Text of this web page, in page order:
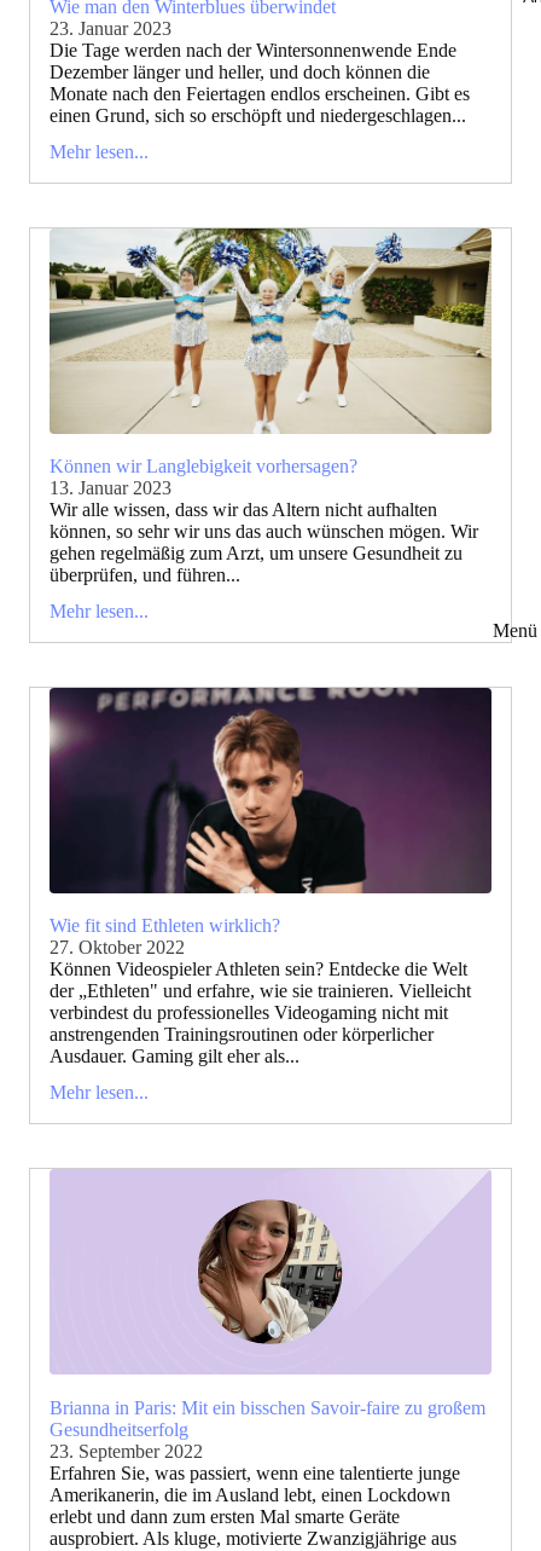
Menü
Wie man den Winterblues überwindet
23. Januar 2023
Die Tage werden nach der Wintersonnenwende Ende
Dezember länger und heller, und doch können die
Monate nach den Feiertagen endlos erscheinen. Gibt es
einen Grund, sich so erschöpft und niedergeschlagen...
Mehr lesen...
Können wir Langlebigkeit vorhersagen?
13. Januar 2023
Wir alle wissen, dass wir das Altern nicht aufhalten
können, so sehr wir uns das auch wünschen mögen. Wir
gehen regelmäßig zum Arzt, um unsere Gesundheit zu
überprüfen, und führen...
Mehr lesen...
Wie fit sind Ethleten wirklich?
27. Oktober 2022
Können Videospieler Athleten sein? Entdecke die Welt
der „Ethleten" und erfahre, wie sie trainieren. Vielleicht
verbindest du professionelles Videogaming nicht mit
anstrengenden Trainingsroutinen oder körperlicher
Ausdauer. Gaming gilt eher als...
Mehr lesen...
Brianna in Paris: Mit ein bisschen Savoir-faire zu großem
Gesundheitserfolg
23. September 2022
Erfahren Sie, was passiert, wenn eine talentierte junge
Amerikanerin, die im Ausland lebt, einen Lockdown
erlebt und dann zum ersten Mal smarte Geräte
ausprobiert. Als kluge, motivierte Zwanzigjährige aus